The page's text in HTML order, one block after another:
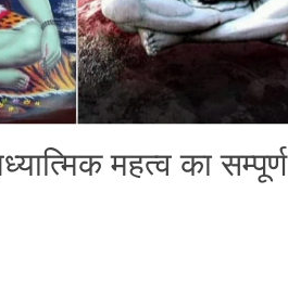
महत्व का सम्पूर्ण